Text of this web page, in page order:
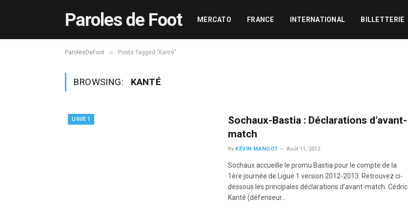
Paroles de Foot MERCATO FRANCE INTERNATIONAL BILLETTERIE
ParolesDeFoot » Posts Tagged "Kanté"
BROWSING: KANTÉ
LIGUE 1
Sochaux-Bastia : Déclarations d’avant-
match
By KÉVIN MANGOT Août 11, 2012
Sochaux accueille le promu Bastia pour le compte de la
1ère journée de Ligue 1 version 2012-2013. Retrouvez ci-
dessous les principales déclarations d’avant-match. Cédric
Kanté (défenseur…